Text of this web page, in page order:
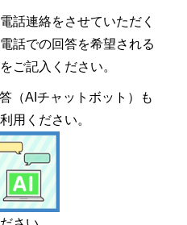
話連絡をさせていただく
話での回答を希望される
ご記入ください。
（AIチャットボット）も
用ください。